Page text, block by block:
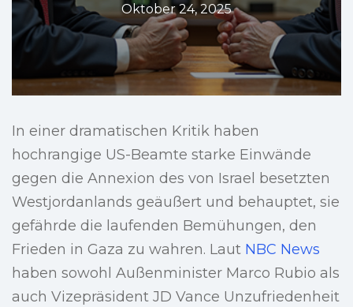
Oktober 24, 2025
In einer dramatischen Kritik haben
hochrangige US-Beamte starke Einwände
gegen die Annexion des von Israel besetzten
Westjordanlands geäußert und behauptet, sie
gefährde die laufenden Bemühungen, den
Frieden in Gaza zu wahren. Laut NBC News
haben sowohl Außenminister Marco Rubio als
auch Vizepräsident JD Vance Unzufriedenheit